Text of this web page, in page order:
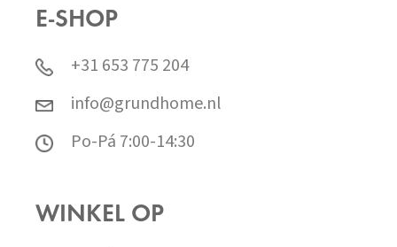
E-SHOP
+31 653 775 204
info@grundhome.nl
Po-Pá 7:00-14:30
WINKEL OP